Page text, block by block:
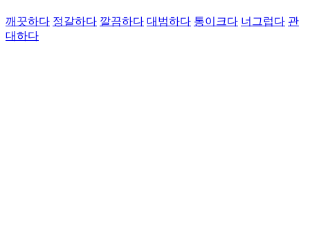
깨끗하다 정갈하다 깔끔하다 대범하다 통이크다 너그럽다 관
대하다